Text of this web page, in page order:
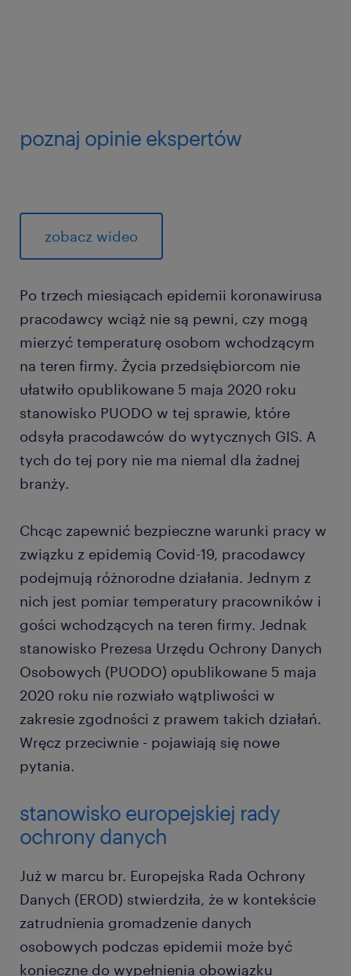
poznaj opinie ekspertów
zobacz wideo
Po trzech miesiącach epidemii koronawirusa
pracodawcy wciąż nie są pewni, czy mogą
mierzyć temperaturę osobom wchodzącym
na teren firmy. Życia przedsiębiorcom nie
ułatwiło opublikowane 5 maja 2020 roku
stanowisko PUODO w tej sprawie, które
odsyła pracodawców do wytycznych GIS. A
tych do tej pory nie ma niemal dla żadnej
branży.
Chcąc zapewnić bezpieczne warunki pracy w
związku z epidemią Covid-19, pracodawcy
podejmują różnorodne działania. Jednym z
nich jest pomiar temperatury pracowników i
gości wchodzących na teren firmy. Jednak
stanowisko Prezesa Urzędu Ochrony Danych
Osobowych (PUODO) opublikowane 5 maja
2020 roku nie rozwiało wątpliwości w
zakresie zgodności z prawem takich działań.
Wręcz przeciwnie - pojawiają się nowe
pytania.
stanowisko europejskiej rady
ochrony danych
Już w marcu br. Europejska Rada Ochrony
Danych (EROD) stwierdziła, że w kontekście
zatrudnienia gromadzenie danych
osobowych podczas epidemii może być
konieczne do wypełnienia obowiązku